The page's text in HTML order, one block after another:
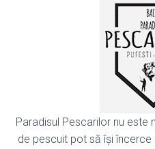
Paradisul Pescarilor nu este
de pescuit pot să își încerce